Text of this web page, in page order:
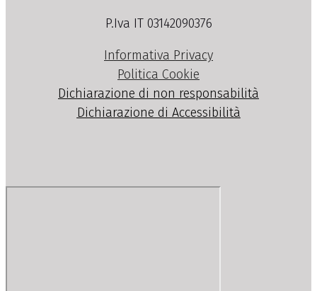
P.Iva IT 03142090376
Informativa Privacy
Politica Cookie
Dichiarazione di non responsabilità
Dichiarazione di Accessibilità